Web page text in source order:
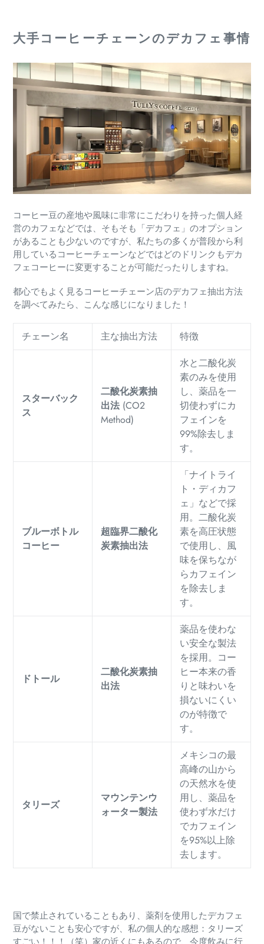
大手コーヒーチェーンのデカフェ事情
コーヒー豆の産地や風味に非常にこだわりを持った個人経
営のカフェなどでは、そもそも「デカフェ」のオプション
があることも少ないのですが、私たちの多くが普段から利
用しているコーヒーチェーンなどではどのドリンクもデカ
フェコーヒーに変更することが可能だったりしますね。
都心でもよく見るコーヒーチェーン店のデカフェ抽出方法
を調べてみたら、こんな感じになりました！
チェーン名 主な抽出方法 特徴
スターバック
ス
二酸化炭素抽
出法 (CO2
Method)
水と二酸化炭
素のみを使用
し、薬品を一
切使わずにカ
フェインを
99%除去しま
す。
ブルーボトル
コーヒー
超臨界二酸化
炭素抽出法
「ナイトライ
ト・ディカフ
ェ」などで採
用。二酸化炭
素を高圧状態
で使用し、風
味を保ちなが
らカフェイン
を除去しま
す。
ドトール
二酸化炭素抽
出法
薬品を使わな
い安全な製法
を採用。コー
ヒー本来の香
りと味わいを
損ないにくい
のが特徴で
す。
タリーズ
マウンテンウ
ォーター製法
メキシコの最
高峰の山から
の天然水を使
用し、薬品を
使わず水だけ
でカフェイン
を95%以上除
去します。
国で禁止されていることもあり、薬剤を使用したデカフェ
豆がないことも安心ですが、私の個人的な感想：タリーズ